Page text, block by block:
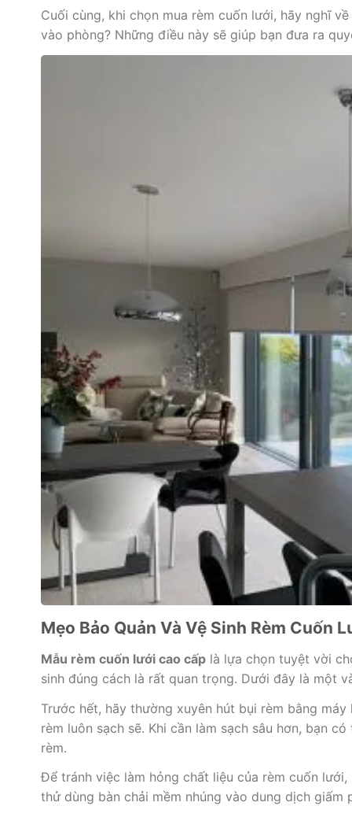
Cuối cùng, khi chọn mua rèm cuốn lưới, hãy nghĩ
vào phòng? Những điều này sẽ giúp bạn đưa ra
Mẹo Bảo Quản Và Vệ Sinh Rèm Cuốn
Mẫu rèm cuốn lưới cao cấplà lựa chọn tuyệt vời
sinh đúng cách là rất quan trọng. Dưới đây là một
Trước hết, hãy thường xuyên hút bụi rèm bằng
rèm luôn sạch sẽ. Khi cần làm sạch sâu hơn, bạn
rèm.
Để tránh việc làm hỏng chất liệu của rèm cuốn
thử dùng bàn chải mềm nhúng vào dung dịch giấm